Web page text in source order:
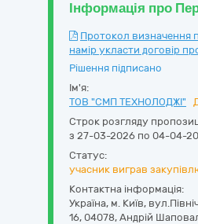
Інформація про
Протокол визначення
намір укласти договір
Рішення підписано
Ім'я:
ТОВ "СМП ТЕХНОЛОДЖІ"
Строк розгляду
з 27-03-2026 по 04-04-
Статус:
учасник виграв
Контактна інформація:
Україна, м. Київ,
16, 04078, Андрій